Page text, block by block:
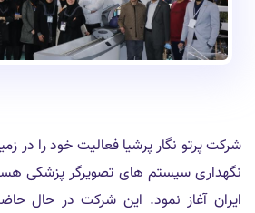
شرکت پرتو نگار پرشیا فعالیت خود را در
ایران آغاز نمود. این شرکت در حال